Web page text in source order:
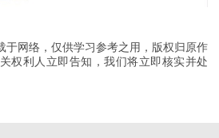
于网络，仅供学习参考之用，版权归原作
权利人立即告知，我们将立即核实并处